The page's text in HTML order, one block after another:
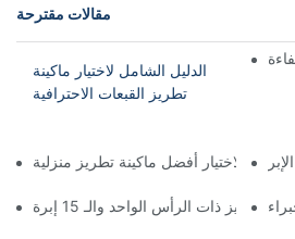
مقالات مقترحة
الدليل الشامل لاختيار ماكينة
تطريز القبعات الاحترافية
الشامل لاختيار أفضل ماكينة تطريز منزلية
ذات الرأس الواحد والـ 15 إبرة